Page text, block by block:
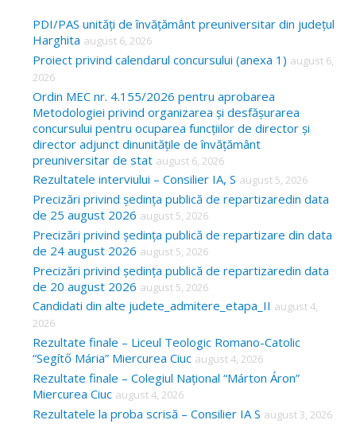
c
h
f
o
r
PDI/PAS unități de învățământ preuniversitar din județul
Harghita august 6, 2026
Proiect privind calendarul concursului (anexa 1) august 6,
2026
Ordin MEC nr. 4.155/2026 pentru aprobarea
Metodologiei privind organizarea și desfășurarea
concursului pentru ocuparea funcțiilor de director și
director adjunct dinunitățile de învățământ
preuniversitar de stat august 6, 2026
Rezultatele interviului – Consilier IA, S august 5, 2026
Precizări privind ședința publică de repartizaredin data
de 25 august 2026 august 5, 2026
Precizări privind ședința publică de repartizare din data
de 24 august 2026 august 5, 2026
Precizări privind ședința publică de repartizaredin data
de 20 august 2026 august 5, 2026
Candidati din alte judete_admitere_etapa_II august 4,
2026
Rezultate finale – Liceul Teologic Romano-Catolic
“Segítő Mária” Miercurea Ciuc august 4, 2026
Rezultate finale – Colegiul Național “Márton Áron”
Miercurea Ciuc august 4, 2026
Rezultatele la proba scrisă – Consilier IA S august 3, 2026